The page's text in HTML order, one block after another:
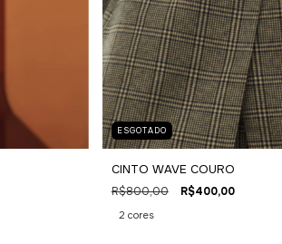
ESGOTADO
CINTO WAVE COURO
R$800,00 R$400,00
2 cores